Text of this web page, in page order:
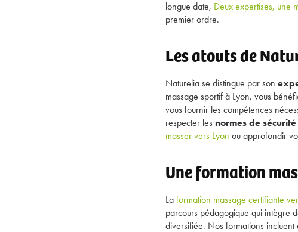
longue date, Deux expertises, une
premier ordre.
Les atouts de
Naturelia se distingue par son
massage sportif à Lyon, vous
vous fournir les compétences
respecter les normes de sécurité
masser vers Lyon ou approfondir
Une formation
La formation massage certifiante
parcours pédagogique qui intègre
diversifiée. Nos formations incluent